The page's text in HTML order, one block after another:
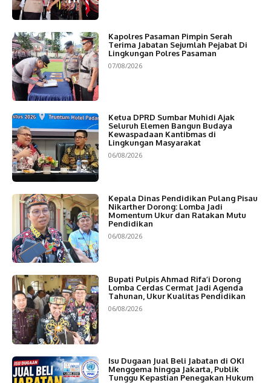
Kapolres Pasaman Pimpin Serah
Terima Jabatan Sejumlah Pejabat Di
Lingkungan Polres Pasaman
07/08/2026
Ketua DPRD Sumbar Muhidi Ajak
Seluruh Elemen Bangun Budaya
Kewaspadaan Kantibmas di
Lingkungan Masyarakat
06/08/2026
Kepala Dinas Pendidikan Pulang Pisau
Nikarther Dorong: Lomba Jadi
Momentum Ukur dan Ratakan Mutu
Pendidikan
06/08/2026
Bupati Pulpis Ahmad Rifa’i Dorong
Lomba Cerdas Cermat Jadi Agenda
Tahunan, Ukur Kualitas Pendidikan
06/08/2026
Isu Dugaan Jual Beli Jabatan di OKI
Menggema hingga Jakarta, Publik
Tunggu Kepastian Penegakan Hukum